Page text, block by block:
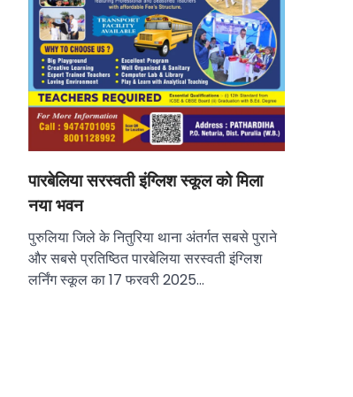
पारबेलिया सरस्वती इंग्लिश स्कूल को मिला
नया भवन
पुरुलिया जिले के नितुरिया थाना अंतर्गत सबसे पुराने
और सबसे प्रतिष्ठित पारबेलिया सरस्वती इंग्लिश
लर्निंग स्कूल का 17 फरवरी 2025…